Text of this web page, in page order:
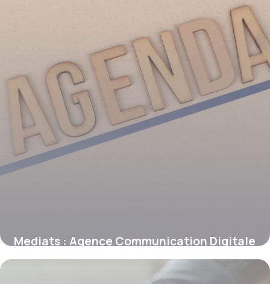
Mediats : Agence Communication Digitale
17 juin 2026